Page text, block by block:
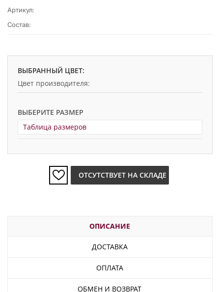
Артикул:
Состав:
ВЫБРАННЫЙ ЦВЕТ:
Цвет производителя:
ВЫБЕРИТЕ РАЗМЕР
Таблица размеров
ОТСУТСТВУЕТ НА СКЛАДЕ
ОПИСАНИЕ
ДОСТАВКА
ОПЛАТА
ОБМЕН И ВОЗВРАТ